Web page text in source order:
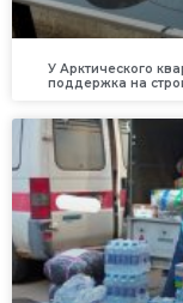
У Арктического
поддержка на